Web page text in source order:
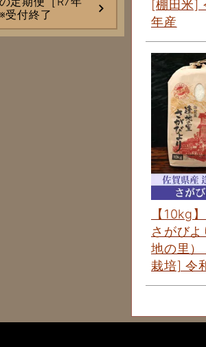
受付終了
[棚田米]
年産
【10kg
さがびよ
地の里）
栽培] 令